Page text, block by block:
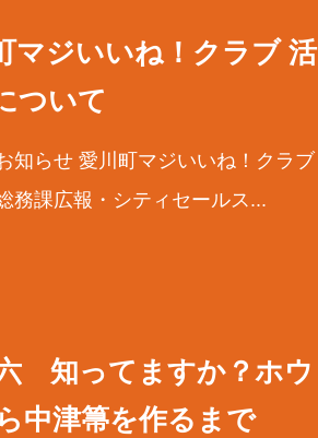
マジいいね！クラブ 活
ついて
知らせ 愛川町マジいいね！クラブ
務課広報・シティセールス...
知ってますか？ホウ
中津箒を作るまで